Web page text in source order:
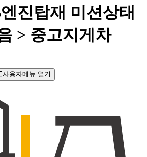
진탑재 미션상태
> 중고지게차
사용자메뉴 열기